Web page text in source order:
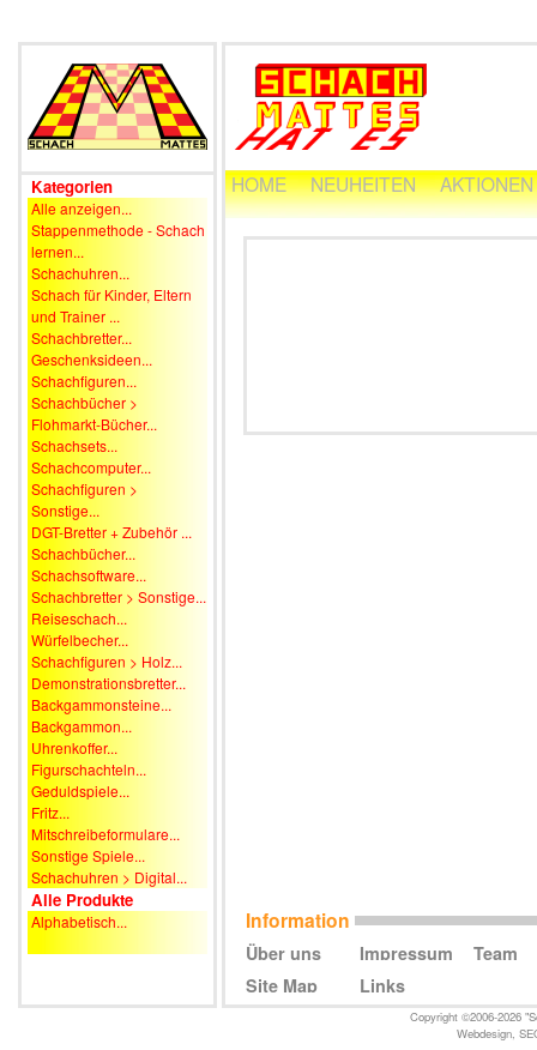
Kategorien
Alle anzeigen...
Stappenmethode - Schach
lernen...
Schachuhren...
Schach für Kinder, Eltern
und Trainer ...
Schachbretter...
Geschenksideen...
Schachfiguren...
Schachbücher >
Flohmarkt-Bücher...
Schachsets...
Schachcomputer...
Schachfiguren >
Sonstige...
DGT-Bretter + Zubehör ...
Schachbücher...
Schachsoftware...
Schachbretter > Sonstige...
Reiseschach...
Würfelbecher...
Schachfiguren > Holz...
Demonstrationsbretter...
Backgammonsteine...
Backgammon...
Uhrenkoffer...
Figurschachteln...
Geduldspiele...
Fritz...
Mitschreibeformulare...
Sonstige Spiele...
Schachuhren > Digital...
Alle Produkte
Alphabetisch...
HOME NEUHEITEN AKTIONEN
Information
Über uns Impressum
Team
Site Map
Links
Copyright ©2006-2026
Webdesign,